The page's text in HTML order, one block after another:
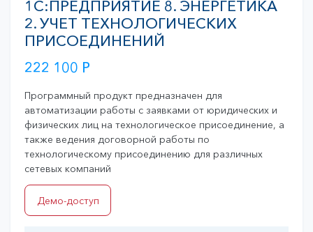
1С:ПРЕДПРИЯТИЕ 8. ЭНЕРГЕТИКА
2. УЧЕТ ТЕХНОЛОГИЧЕСКИХ
ПРИСОЕДИНЕНИЙ
222 100 Р
Программный продукт предназначен для
автоматизации работы с заявками от юридических и
физических лиц на технологическое присоединение, а
также ведения договорной работы по
технологическому присоединению для различных
сетевых компаний
Демо-доступ